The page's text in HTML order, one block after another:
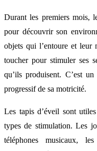
Durant les premiers mois,
pour découvrir son
objets qui l’entoure et leur
toucher pour stimuler ses
qu’ils produisent. C’est
progressif de sa motricité.
Les tapis d’éveil sont
types de stimulation. Les
téléphones musicaux,